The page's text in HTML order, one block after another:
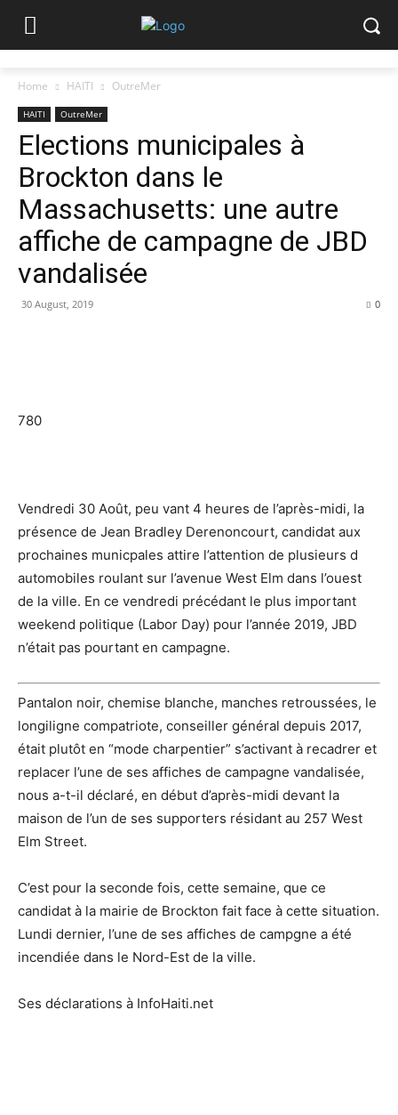
Home HAITI OutreMer
HAITI OutreMer
Elections municipales à
Brockton dans le
Massachusetts: une autre
affiche de campagne de JBD
vandalisée
30 August, 2019 0
780
Vendredi 30 Août, peu vant 4 heures de l’après-midi, la
présence de Jean Bradley Derenoncourt, candidat aux
prochaines municpales attire l’attention de plusieurs d
automobiles roulant sur l’avenue West Elm dans l’ouest
de la ville. En ce vendredi précédant le plus important
weekend politique (Labor Day) pour l’année 2019, JBD
n’était pas pourtant en campagne.
Pantalon noir, chemise blanche, manches retroussées, le
longiligne compatriote, conseiller général depuis 2017,
était plutôt en “mode charpentier” s’activant à recadrer et
replacer l’une de ses affiches de campagne vandalisée,
nous a-t-il déclaré, en début d’après-midi devant la
maison de l’un de ses supporters résidant au 257 West
Elm Street.
C’est pour la seconde fois, cette semaine, que ce
candidat à la mairie de Brockton fait face à cette situation.
Lundi dernier, l’une de ses affiches de campgne a été
incendiée dans le Nord-Est de la ville.
Ses déclarations à InfoHaiti.net